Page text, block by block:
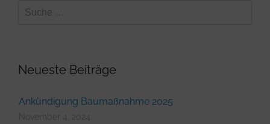
Neueste Beiträge
Ankündigung Baumaßnahme 2025
November 4, 2024